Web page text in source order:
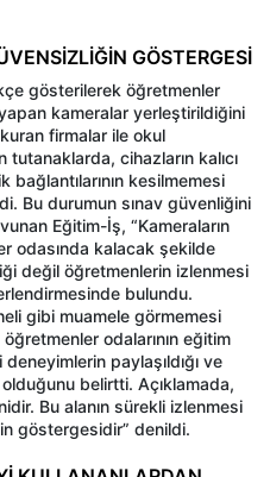
GÖSTERGESİ
gösterilerek öğretmenler
kameralar yerleştirildiğini
firmalar ile okul
cihazların kalıcı
bağlantılarının kesilmemesi
Bu durumun sınav güvenliğini
Eğitim-İş, “Kameraların
odasında kalacak şekilde
değil öğretmenlerin izlenmesi
bulundu.
gibi muamele görmemesi
odalarının eğitim
paylaşıldığı ve
belirtti. Açıklamada,
Bu alanın sürekli izlenmesi
göstergesidir” denildi.